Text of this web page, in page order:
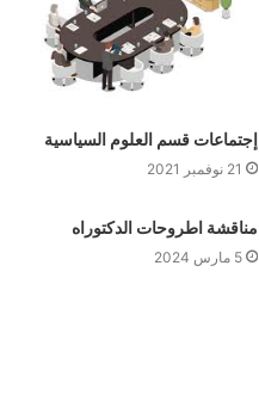
إجتماعات قسم العلوم السياسية
21 نوفمبر 2021
مناقشة اطروحات الدكتوراه
5 مارس 2024